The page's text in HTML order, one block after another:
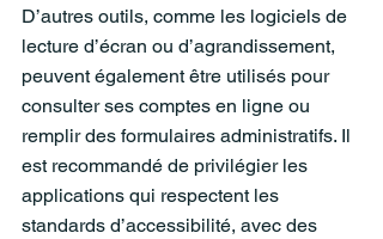
D’autres outils, comme les logiciels de
lecture d’écran ou d’agrandissement,
peuvent également être utilisés pour
consulter ses comptes en ligne ou
remplir des formulaires administratifs. Il
est recommandé de privilégier les
applications qui respectent les
standards d’accessibilité, avec des